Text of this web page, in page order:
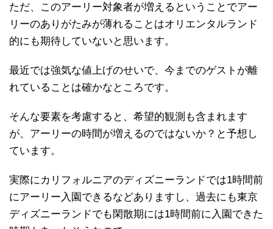
ただ、このアーリー対象者が増えるということでアー
リーのありがたみが薄れることはオリエンタルランド
的にも期待していないと思います。
最近では強気な値上げのせいで、今までのゲストが離
れていることは確かなところです。
そんな要素を考慮すると、希望的観測も含まれます
が、アーリーの時間が増えるのではないか？と予想し
ています。
実際にカリフォルニアのディズニーランドでは1時間前
にアーリー入園できるなどありますし、過去にも東京
ディズニーランドでも閑散期には1時間前に入園できた